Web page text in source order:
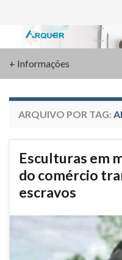
Search for:
+ Informações
ARQUIVO POR TAG:
Esculturas em
do comércio
escravos